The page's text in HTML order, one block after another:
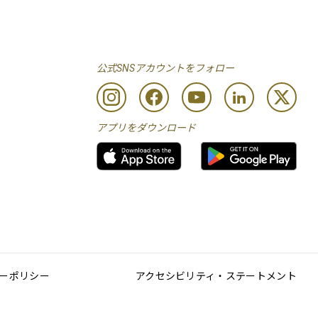
公式SNSアカウントをフォロー
アプリをダウンロード
ポリシー アクセシビリティ・ステートメント